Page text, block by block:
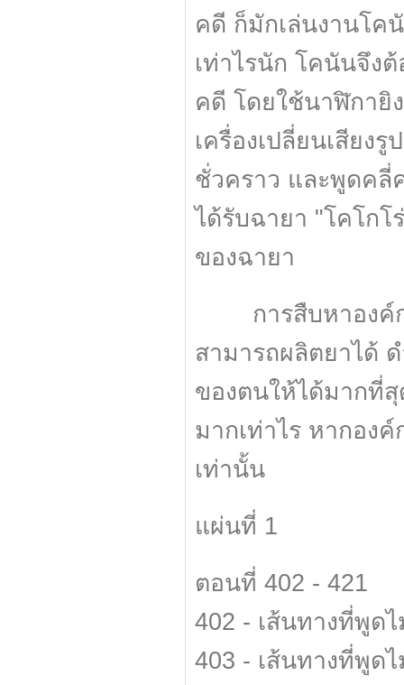
คดี ก็มักเล่นงานโค
เท่าไรนัก โคนันจึง
คดี โดยใช้นาฬิกายิ
เครื่องเปลี่ยนเสียง
ชั่วคราว และพูดคลี่
ได้รับฉายา "โคโกโ
ของฉายา
การสืบหาองค์กร
สามารถผลิตยาได้
ของตนให้ได้มากที่สุ
มากเท่าไร หากอง
เท่านั้น
แผ่นที่ 1
ตอนที่ 402 - 421
402 - เส้นทางที่พูด
403 - เส้นทางที่พูด